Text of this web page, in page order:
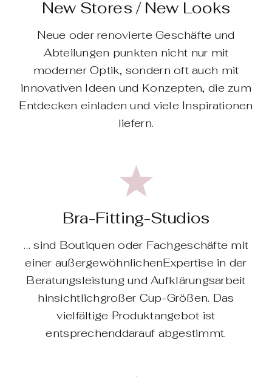
New Stores / New Looks
Neue oder renovierte Geschäfte und
Abteilungen ­punkten nicht nur mit
moderner Optik, sondern oft auch mit
innovativen Ideen und Konzepten, die zum
Entdecken einladen und viele Inspirationen
liefern.
Bra-Fitting-Studios
… sind Boutiquen oder Fachgeschäfte mit
einer außergewöhnlichenExpertise in der
Beratungsleistung und Aufklärungsarbeit
hinsichtlichgroßer Cup-Größen. Das
vielfältige Produktangebot ist
entsprechenddarauf abgestimmt.